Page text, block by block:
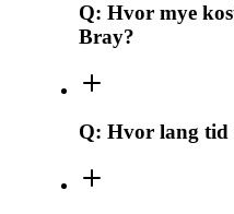
Q: Hvor mye
Bray?
Q: Hvor lang tid